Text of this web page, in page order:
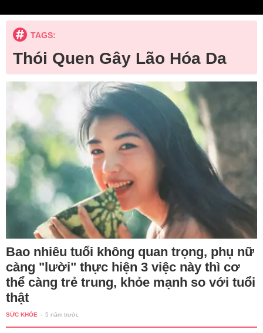
TAGS:
Thói Quen Gây Lão Hóa Da
Bao nhiêu tuổi không quan trọng, phụ nữ
càng "lười" thực hiện 3 việc này thì cơ
thể càng trẻ trung, khỏe mạnh so với tuổi
thật
SỨC KHỎE - 5 năm trước